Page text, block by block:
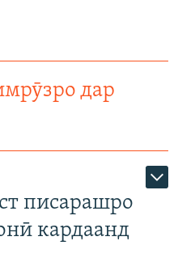
дар
писарашро
кардаанд